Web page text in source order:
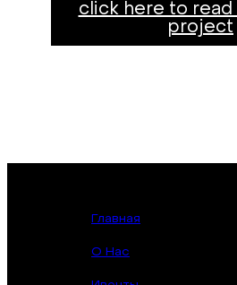
click here to
project
Главная
О Нас